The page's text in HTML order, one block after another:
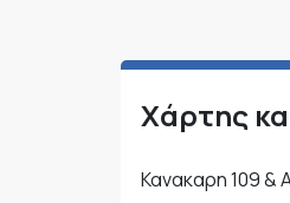
Χάρτης
Κανακαρη 109 &